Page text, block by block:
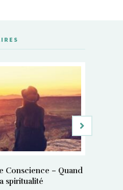
Conscience – Quand
spiritualité